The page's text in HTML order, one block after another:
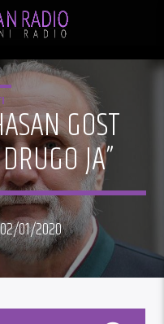
GOST
JA”
01/2020